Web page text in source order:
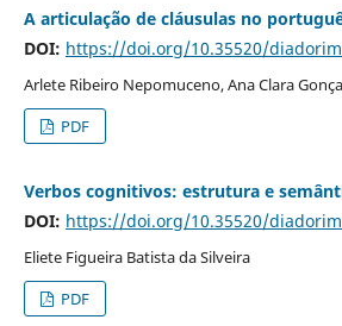
A articulação de cláusulas no
DOI: https://doi.org/10.35520/
Arlete Ribeiro Nepomuceno, Ana Clara
PDF
Verbos cognitivos: estrutura e
DOI: https://doi.org/10.35520/
Eliete Figueira Batista da Silveira
PDF